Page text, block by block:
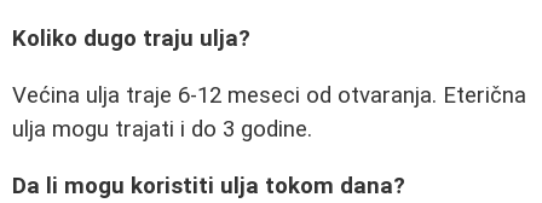
Koliko dugo traju ulja?
Većina ulja traje 6-12 meseci od otvaranja. Eterična
ulja mogu trajati i do 3 godine.
Da li mogu koristiti ulja tokom dana?